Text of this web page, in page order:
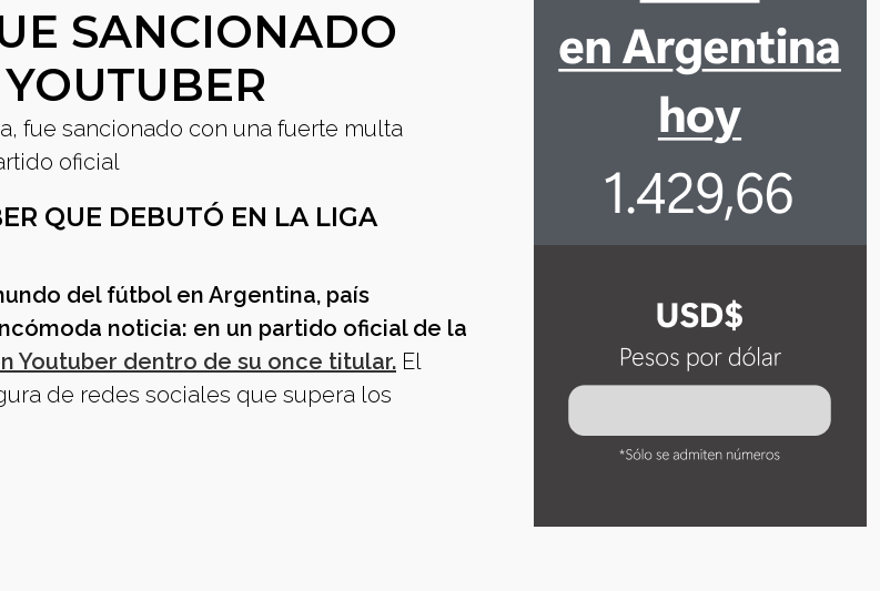
SANCIONADO
fue sancionado con una fuerte multa
oficial
QUE DEBUTÓ EN LA LIGA
del fútbol en Argentina, país
noticia: en un partido oficial de la
Youtuber dentro de su once titular. El
de redes sociales que supera los